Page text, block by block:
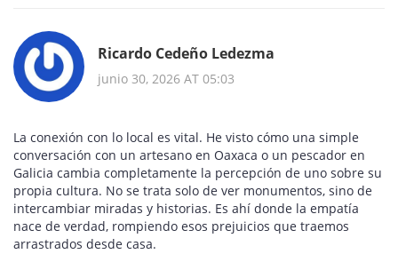
Ricardo Cedeño Ledezma
junio 30, 2026 AT 05:03
La conexión con lo local es vital. He visto cómo una simple
conversación con un artesano en Oaxaca o un pescador en
Galicia cambia completamente la percepción de uno sobre su
propia cultura. No se trata solo de ver monumentos, sino de
intercambiar miradas y historias. Es ahí donde la empatía
nace de verdad, rompiendo esos prejuicios que traemos
arrastrados desde casa.